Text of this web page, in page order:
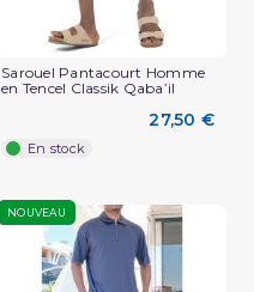
Sarouel Pantacourt Homme
en Tencel Classik Qaba’il
27,50 €
En stock
NOUVEAU